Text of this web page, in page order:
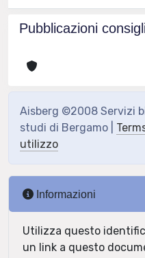
Pubblicazioni
Aisberg ©2008 Servizi
studi di Bergamo |
utilizzo
Informazioni
Utilizza questo
un link a questo